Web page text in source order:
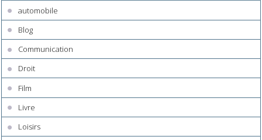
automobile
Blog
Communication
Droit
Film
Livre
Loisirs